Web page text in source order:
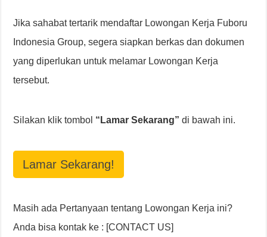
Jika sahabat tertarik mendaftar Lowongan Kerja Fuboru
Indonesia Group, segera siapkan berkas dan dokumen
yang diperlukan untuk melamar Lowongan Kerja
tersebut.
Silakan klik tombol “Lamar Sekarang” di bawah ini.
Lamar Sekarang!
Masih ada Pertanyaan tentang Lowongan Kerja ini?
Anda bisa kontak ke : [CONTACT US]